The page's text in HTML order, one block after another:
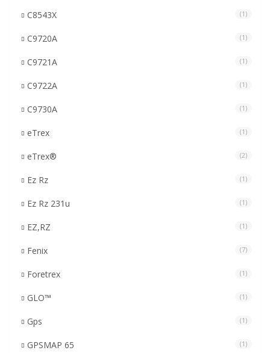
C8543X (1)
C9720A (1)
C9721A (1)
C9722A (1)
C9730A (1)
eTrex (1)
eTrex® (2)
Ez Rz (1)
Ez Rz 231u (1)
EZ,RZ (1)
Fenix (7)
Foretrex (1)
GLO™ (1)
Gps (1)
GPSMAP 65 (1)